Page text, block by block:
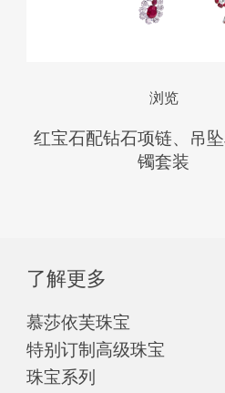
浏览
红宝石配钻石项链、吊
镯套装
了解更多
慕莎依芙珠宝
特别订制高级珠宝
珠宝系列